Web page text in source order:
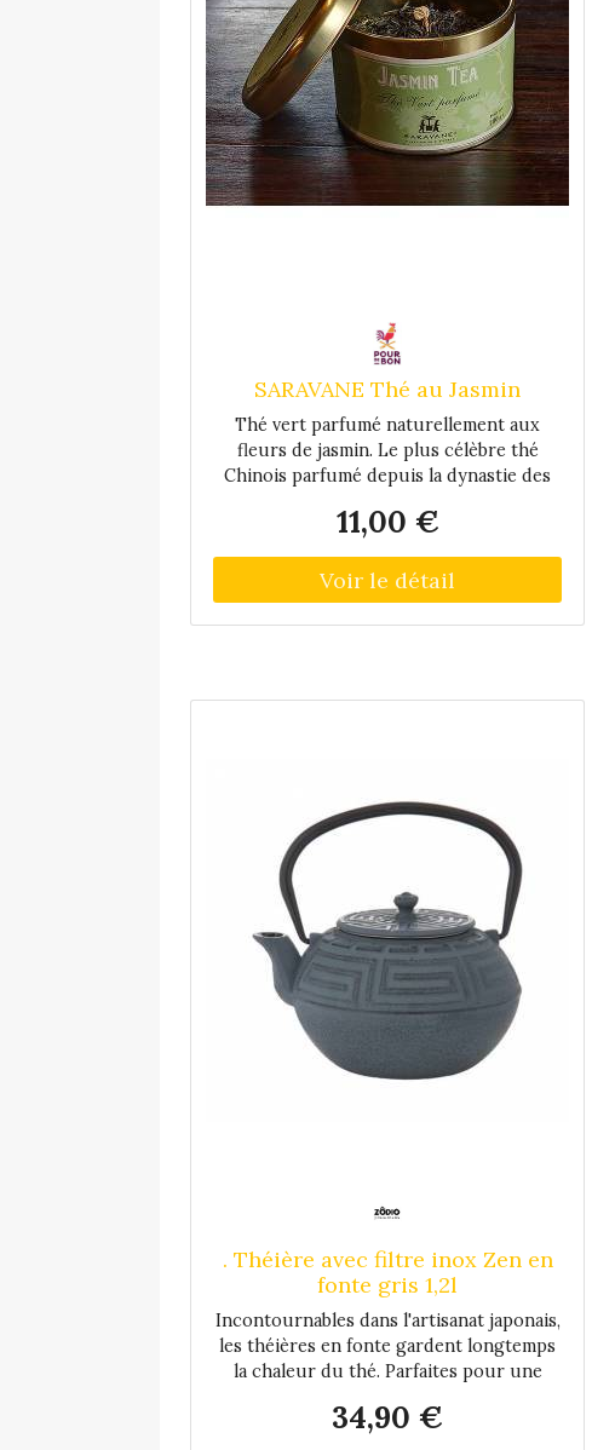
naturel. La fontaine de jardin en
fiberstone est résistante aux rayons
ultraviolets et aux intempéries : vous
pouvez l'installer dehors tout au long de
l'année. Le système de pompe s'installe en
toute facilité, il est fourni avec un câble
d'alimentation d'une longueur de 5 m. La
fontaine avec tête de Bouddha mesure 28
SARAVANE Thé au Jasmin
Thé vert parfumé naturellement aux
fleurs de jasmin. Le plus célèbre thé
Chinois parfumé depuis la dynastie des
11,00 €
. Théière avec filtre inox Zen en
fonte gris 1,2l
Incontournables dans l'artisanat japonais,
les théières en fonte gardent longtemps
la chaleur du thé. Parfaites pour une
dans votre maison et créer une ambiance
34,90 €